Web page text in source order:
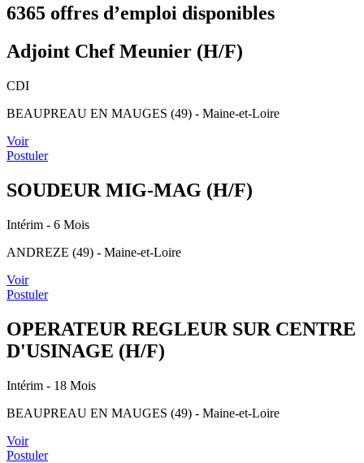
6365 offres d’emploi disponibles
Adjoint Chef Meunier (H/F)
CDI
BEAUPREAU EN MAUGES (49) - Maine-et-Loire
Voir
Postuler
SOUDEUR MIG-MAG (H/F)
Intérim - 6 Mois
ANDREZE (49) - Maine-et-Loire
Voir
Postuler
OPERATEUR REGLEUR SUR CENTRE
D'USINAGE (H/F)
Intérim - 18 Mois
BEAUPREAU EN MAUGES (49) - Maine-et-Loire
Voir
Postuler